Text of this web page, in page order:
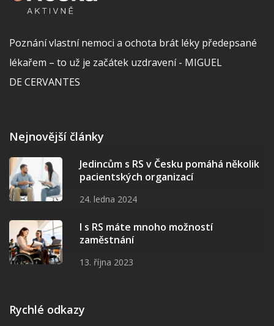
Poznání vlastní nemoci a ochota brát léky předepsané
lékařem – to už je začátek uzdravení - MIGUEL
DE CERVANTES
Nejnovější články
Jedincům s RS v Česku pomáhá několik
pacientských organizací
24. ledna 2024
I s RS máte mnoho možností
zaměstnání
13. října 2023
Rychlé odkazy